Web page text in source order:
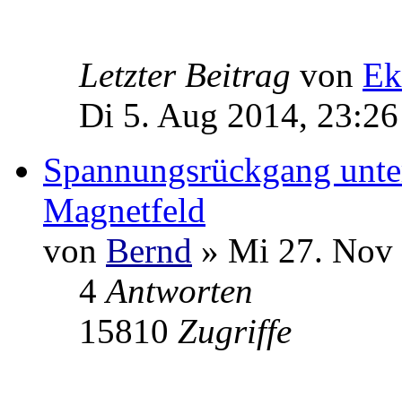
Letzter Beitrag von
Di 5. Aug 2014, 23:26
Spannungsrückgang
Magnetfeld
von Bernd » Mi 27. Nov
4Antworten
15810 Zugriffe